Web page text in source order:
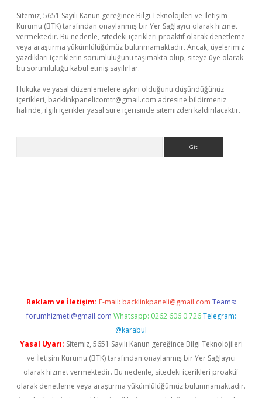
Sitemiz, 5651 Sayılı Kanun gereğince Bilgi Teknolojileri ve İletişim
Kurumu (BTK) tarafından onaylanmış bir Yer Sağlayıcı olarak hizmet
vermektedir. Bu nedenle, sitedeki içerikleri proaktif olarak denetleme
veya araştırma yükümlülüğümüz bulunmamaktadır. Ancak, üyelerimiz
yazdıkları içeriklerin sorumluluğunu taşımakta olup, siteye üye olarak
bu sorumluluğu kabul etmiş sayılırlar.
Hukuka ve yasal düzenlemelere aykırı olduğunu düşündüğünüz
içerikleri, backlinkpanelicomtr@gmail.com adresine bildirmeniz
halinde, ilgili içerikler yasal süre içerisinde sitemizden kaldırılacaktır.
Reklam ve İletişim: E-mail: backlinkpaneli@gmail.com Teams:
forumhizmeti@gmail.com Whatsapp: 0262 606 0 726 Telegram:
@karabul
Yasal Uyarı: Sitemiz, 5651 Sayılı Kanun gereğince Bilgi Teknolojileri
ve İletişim Kurumu (BTK) tarafından onaylanmış bir Yer Sağlayıcı
olarak hizmet vermektedir. Bu nedenle, sitedeki içerikleri proaktif
olarak denetleme veya araştırma yükümlülüğümüz bulunmamaktadır.